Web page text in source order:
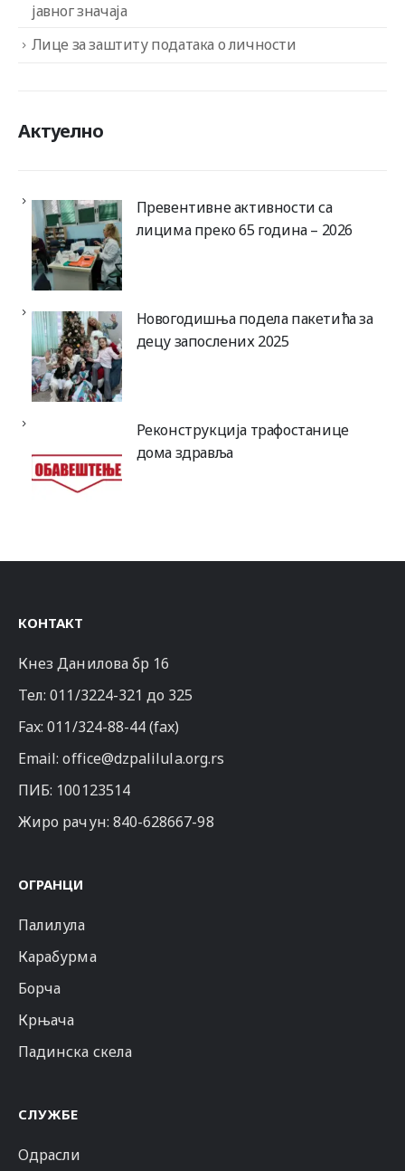
јавног значаја
Лице за заштиту података о личности
Актуелно
Превентивне активности са
лицима преко 65 година – 2026
Новогодишња подела пакетића за
децу запослених 2025
Реконструкција трафостанице
дома здравља
КОНТАКТ
Кнез Данилова бр 16
Тел:011/3224-321 до 325
Fax: 011/324-88-44 (fax)
Email:office@dzpalilula.org.rs
ПИБ: 100123514
Жиро рачун: 840-628667-98
ОГРАНЦИ
Палилула
Карабурма
Борча
Крњача
Падинска скела
СЛУЖБЕ
Одрасли